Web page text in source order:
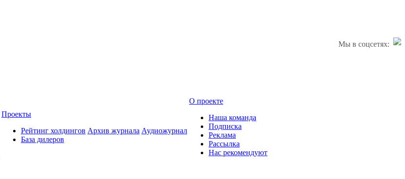
Мы в соцсетях:
Проекты
Рейтинг холдингов
База дилеров
Архив журнала Аудиожурнал
О проекте
Наша команда
Подписка
Реклама
Рассылка
Нас рекомендуют